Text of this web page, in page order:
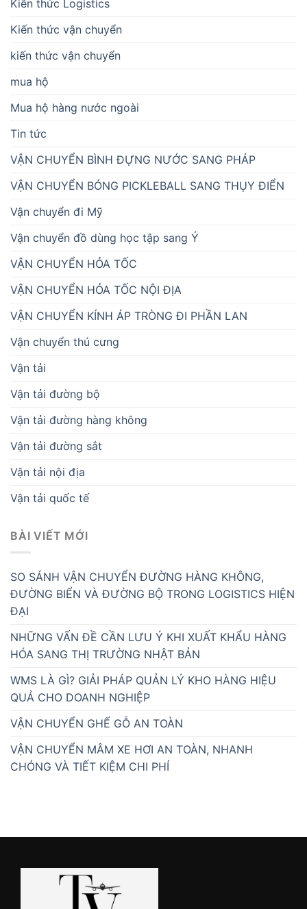
Kiến thức Logistics
Kiến thức vận chuyển
kiến thức vận chuyển
mua hộ
Mua hộ hàng nước ngoài
Tin tức
VẬN CHUYỂN BÌNH ĐỰNG NƯỚC SANG PHÁP
VẬN CHUYỂN BÓNG PICKLEBALL SANG THỤY ĐIỂN
Vận chuyển đi Mỹ
Vận chuyển đồ dùng học tập sang Ý
VẬN CHUYỂN HỎA TỐC
VẬN CHUYỂN HỎA TỐC NỘI ĐỊA
VẬN CHUYỂN KÍNH ÁP TRÒNG ĐI PHẦN LAN
Vận chuyển thú cưng
Vận tải
Vận tải đường bộ
Vận tải đường hàng không
Vận tải đường sắt
Vận tải nội địa
Vận tải quốc tế
BÀI VIẾT MỚI
SO SÁNH VẬN CHUYỂN ĐƯỜNG HÀNG KHÔNG,
ĐƯỜNG BIỂN VÀ ĐƯỜNG BỘ TRONG LOGISTICS HIỆN
ĐẠI
NHỮNG VẤN ĐỀ CẦN LƯU Ý KHI XUẤT KHẨU HÀNG
HÓA SANG THỊ TRƯỜNG NHẬT BẢN
WMS LÀ GÌ? GIẢI PHÁP QUẢN LÝ KHO HÀNG HIỆU
QUẢ CHO DOANH NGHIỆP
VẬN CHUYỂN GHẾ GỖ AN TOÀN
VẬN CHUYỂN MÂM XE HƠI AN TOÀN, NHANH
CHÓNG VÀ TIẾT KIỆM CHI PHÍ